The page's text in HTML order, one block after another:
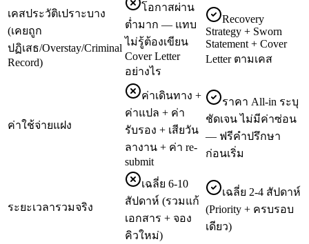
เคสประวัติเปราะบาง
(เคยถูก
ปฏิเสธ/Overstay/Criminal
Record)
โอกาสผ่าน
ต่ำมาก — แทบ
ไม่รู้ต้องเขียน
Cover Letter
อย่างไร
Recovery
Strategy + Sworn
Statement + Cover
Letter ตามเคส
ค่าใช้จ่ายแฝง
ค่าเดินทาง +
ค่าแปล + ค่า
รับรอง + เสียวัน
ลางาน + ค่า re-
submit
ราคา All-in ระบุ
ชัดเจน ไม่มีค่าซ่อน
— ฟรีคำปรึกษา
ก่อนเริ่ม
ระยะเวลารวมจริง
เฉลี่ย 6-10
สัปดาห์ (รวมแก้
เอกสาร + จอง
คิวใหม่)
เฉลี่ย 2-4 สัปดาห์
(Priority + ครบรอบ
เดียว)